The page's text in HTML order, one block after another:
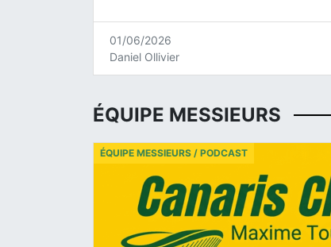
01/06/2026
Daniel Ollivier
ÉQUIPE MESSIEURS
ÉQUIPE MESSIEURS / PODCAST